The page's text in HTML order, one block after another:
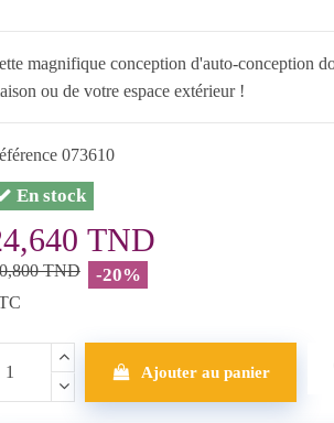
magnifique conception d'auto-conception
ou de votre espace extérieur !
073610
En stock
TND
TND -20%
Ajouter au panier